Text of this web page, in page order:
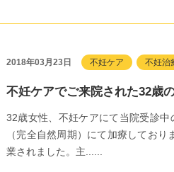
2018年03月23日 不妊ケア 不妊治
不妊ケアでご来院された32歳
32歳女性、不妊ケアにて当院受診
（完全自然周期）にて加療してお
業されました。主......